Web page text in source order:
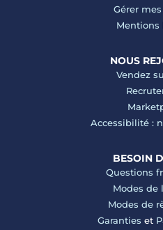
Gérer
Mentions
NOUS
Vendez
Accessibilité :
BESOIN
Questions
Modes de
Modes de
Garanties et